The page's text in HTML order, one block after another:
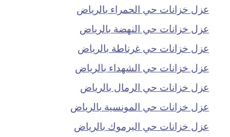
عزل خزانات حي الحمراء بالرياض
عزل خزانات حي النهضة بالرياض
عزل خزانات حي غرناطة بالرياض
عزل خزانات حي الشهداء بالرياض
عزل خزانات حي الرمال بالرياض
عزل خزانات حي المونسية بالرياض
عزل خزانات حي اليرموك بالرياض